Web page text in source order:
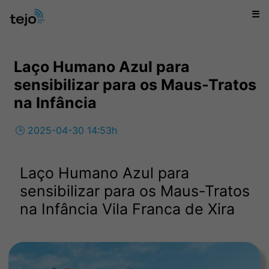
☰
Laço Humano Azul para
sensibilizar para os Maus-Tratos
na Infância
🕒 2025-04-30 14:53h
Laço Humano Azul para
sensibilizar para os Maus-Tratos
na Infância Vila Franca de Xira